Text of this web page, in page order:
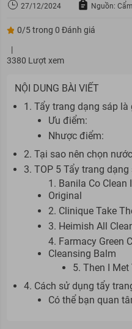
27/12/2024 Nguồn:
0/5 trong 0 Đánh giá
|
3380 Lượt xem
NỘI DUNG BÀI VIẾT
1. Tẩy trang dạng sáp là
Ưu điểm:
Nhược điểm:
2. Tại sao nên chọn
3. TOP 5 Tẩy trang
1. Banila Co Clean
Original
2. Clinique Take
3. Heimish All
4. Farmacy Green
Cleansing Balm
5. Then I
4. Cách sử dụng tẩy
Có thể bạn quan